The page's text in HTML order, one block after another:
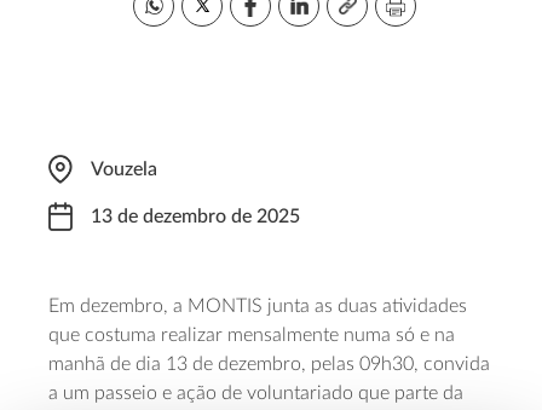
Vouzela
13 de dezembro de 2025
Em dezembro, a MONTIS junta as duas atividades
que costuma realizar mensalmente numa só e na
manhã de dia 13 de dezembro, pelas 09h30, convida
a um passeio e ação de voluntariado que parte da